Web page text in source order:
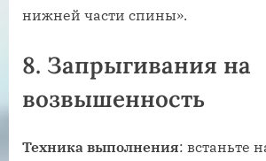
нижней части спины».
8. Запрыгивания на
возвышенность
Техника выполнения: встаньте